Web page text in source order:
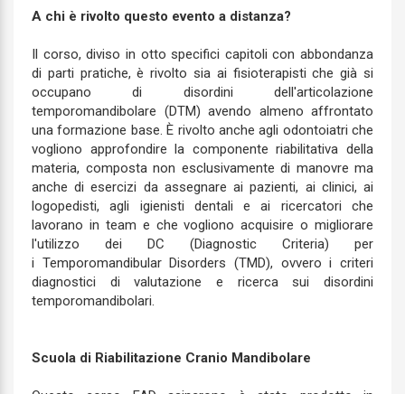
A chi è rivolto questo evento a distanza?
Il corso, diviso in otto specifici capitoli con abbondanza
di parti pratiche, è rivolto sia ai fisioterapisti che già si
occupano di disordini dell'articolazione
temporomandibolare (DTM) avendo almeno affrontato
una formazione base. È rivolto anche agli odontoiatri che
vogliono approfondire la componente riabilitativa della
materia, composta non esclusivamente di manovre ma
anche di esercizi da assegnare ai pazienti, ai clinici, ai
logopedisti, agli igienisti dentali e ai ricercatori che
lavorano in team e che vogliono acquisire o migliorare
l'utilizzo dei DC (Diagnostic Criteria) per
i Temporomandibular Disorders (TMD), ovvero i criteri
diagnostici di valutazione e ricerca sui disordini
temporomandibolari.
Scuola di Riabilitazione Cranio Mandibolare